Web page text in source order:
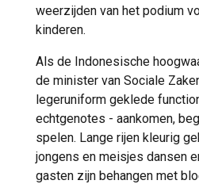
weerzijden van het podium
kinderen.
Als de Indonesische
de minister van Sociale
legeruniform geklede
echtgenotes - aankomen,
spelen. Lange rijen kleurig
jongens en meisjes dansen
gasten zijn behangen met